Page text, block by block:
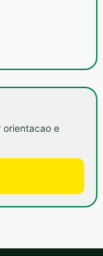
orientacao e